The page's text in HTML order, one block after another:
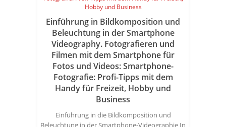
Einführung in Bildkomposition und
Beleuchtung in der Smartphone
Videography. Fotografieren und
Filmen mit dem Smartphone für
Fotos und Videos: Smartphone-
Fotografie: Profi-Tipps mit dem
Handy für Freizeit, Hobby und
Business
Einführung in die Bildkomposition und
Beleuchtung in der Smartphone-Videographie In